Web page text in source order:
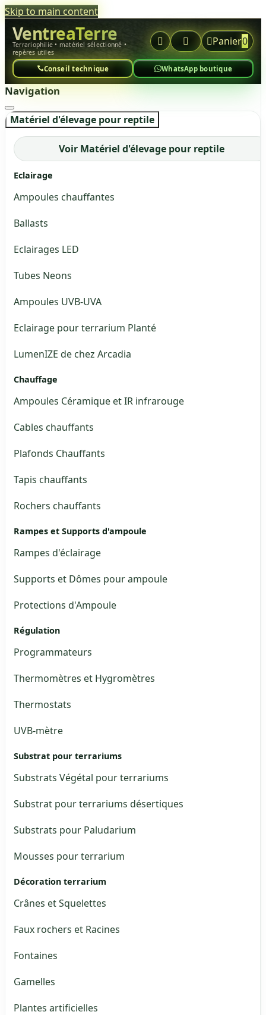
Skip to main content
VentreaTerre
Terrariophilie • matériel sélectionné •
repères utiles
  Panier0
Conseil technique WhatsApp boutique
Navigation
Matériel d'élevage pour reptile
Voir Matériel d'élevage pour reptile
Eclairage
Ampoules chauffantes
Ballasts
Eclairages LED
Tubes Neons
Ampoules UVB-UVA
Eclairage pour terrarium Planté
LumenIZE de chez Arcadia
Chauffage
Ampoules Céramique et IR infrarouge
Cables chauffants
Plafonds Chauffants
Tapis chauffants
Rochers chauffants
Rampes et Supports d'ampoule
Rampes d'éclairage
Supports et Dômes pour ampoule
Protections d'Ampoule
Régulation
Programmateurs
Thermomètres et Hygromètres
Thermostats
UVB-mètre
Substrat pour terrariums
Substrats Végétal pour terrariums
Substrat pour terrariums désertiques
Substrats pour Paludarium
Mousses pour terrarium
Décoration terrarium
Crânes et Squelettes
Faux rochers et Racines
Fontaines
Gamelles
Plantes artificielles